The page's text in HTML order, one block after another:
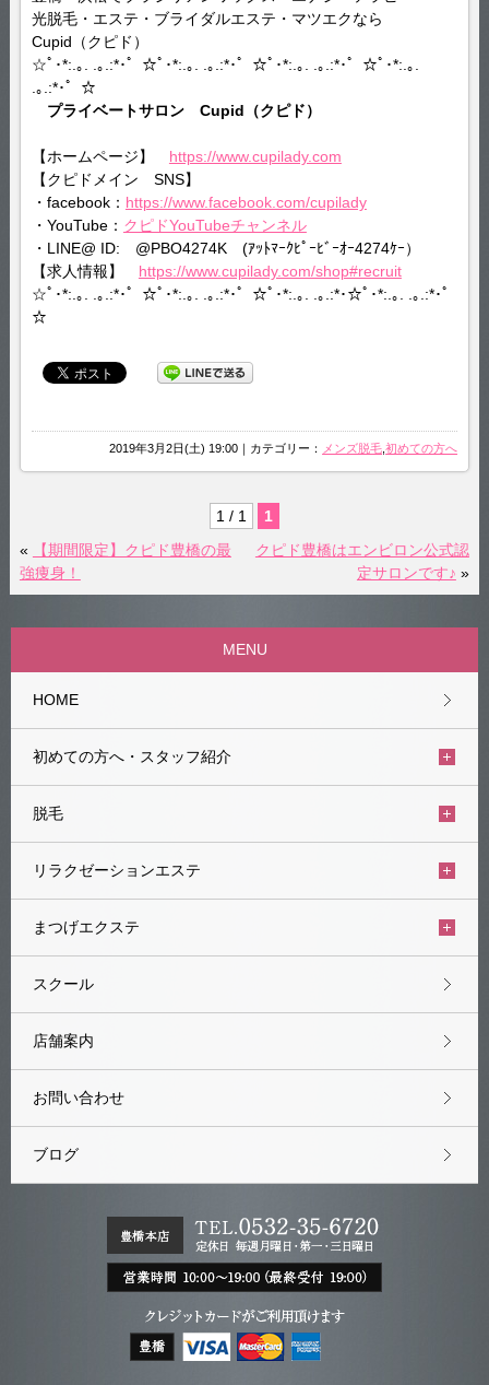
光脱毛・エステ・ブライダルエステ・マツエクなら
Cupid（クピド）
☆ﾟ･*:.｡. .｡.:*･゜☆ﾟ･*:.｡. .｡.:*･゜☆ﾟ･*:.｡. .｡.:*･゜☆ﾟ･*:.｡.
.｡.:*･゜☆
プライベートサロン Cupid（クピド）
【ホームページ】 https://www.cupilady.com
【クピドメイン SNS】
・facebook： https://www.facebook.com/cupilady
・YouTube： クピドYouTubeチャンネル
・LINE@ ID: @PBO4274K (ｱｯﾄﾏｰｸﾋﾟｰﾋﾞｰｵｰ4274ｹｰ）
【求人情報】 https://www.cupilady.com/shop#recruit
☆ﾟ･*:.｡. .｡.:*･゜☆ﾟ･*:.｡. .｡.:*･゜☆ﾟ･*:.｡. .｡.:*･☆ﾟ･*:.｡. .｡.:*･゜
☆
2019年3月2日(土) 19:00｜カテゴリー： メンズ脱毛 ,初めての方へ
1 / 1
1
«
【期間限定】クピド豊橋の最
強痩身！
クピド豊橋はエンビロン公式認
定サロンです♪ »
MENU
HOME
初めての方へ・スタッフ紹介
脱毛
リラクゼーションエステ
まつげエクステ
スクール
店舗案内
お問い合わせ
ブログ